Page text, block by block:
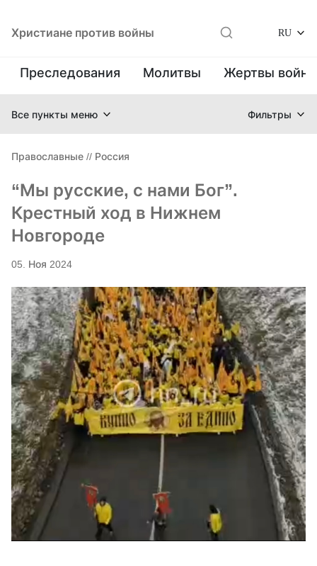
Христиане против войны RU
Преследования Молитвы Жертвы
Все пункты меню Фильтры
Православные // Россия
“Мы русские, с нами Бог”.
Крестный ход в Нижнем
Новгороде
05. Ноя 2024